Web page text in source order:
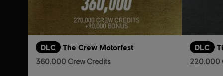
DLC The Crew Motorfest
360.000 Crew Credits
DLC
220.000